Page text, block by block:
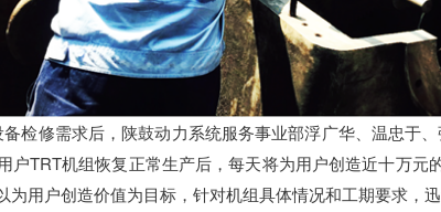
检修需求后，陕鼓动力系统服务事业部浮广华、温忠于
户TRT机组恢复正常生产后，每天将为用户创造近十万
用户创造价值为目标，针对机组具体情况和工期要求，